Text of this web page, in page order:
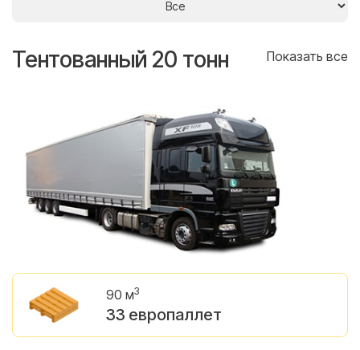
Тентованный 20 тонн Показать все
90 м3
33 европаллет